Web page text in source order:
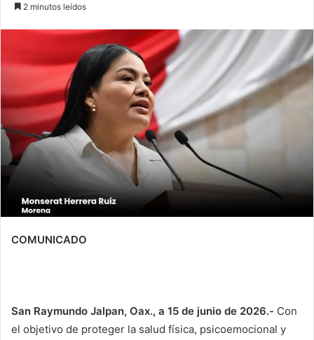
2 minutos leídos
COMUNICADO
San Raymundo Jalpan, Oax., a 15 de junio de 2026.- Con
el objetivo de proteger la salud física, psicoemocional y